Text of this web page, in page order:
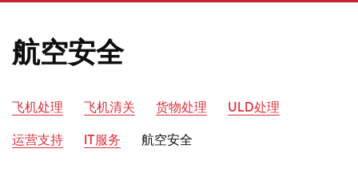
航空安全
飞机处理 飞机清关 货物处理 ULD处理
运营支持 IT服务 航空安全